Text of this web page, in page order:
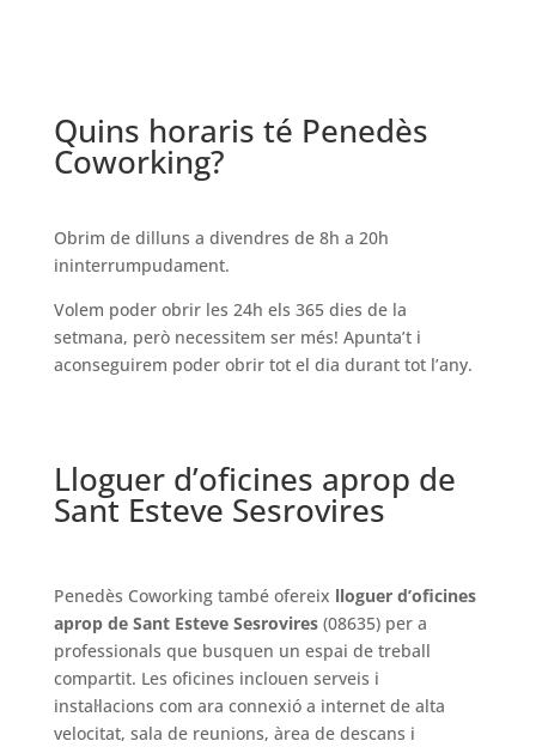
Quins horaris té Penedès
Coworking?
Obrim de dilluns a divendres de 8h a 20h
ininterrumpudament.
Volem poder obrir les 24h els 365 dies de la
setmana, però necessitem ser més! Apunta’t i
aconseguirem poder obrir tot el dia durant tot l’any.
Lloguer d’oficines aprop de
Sant Esteve Sesrovires
Penedès Coworking també ofereix lloguer d’oficines
aprop de Sant Esteve Sesrovires(08635) per a
professionals que busquen un espai de treball
compartit. Les oficines inclouen serveis i
instal·lacions com ara connexió a internet de alta
velocitat, sala de reunions, àrea de descans i